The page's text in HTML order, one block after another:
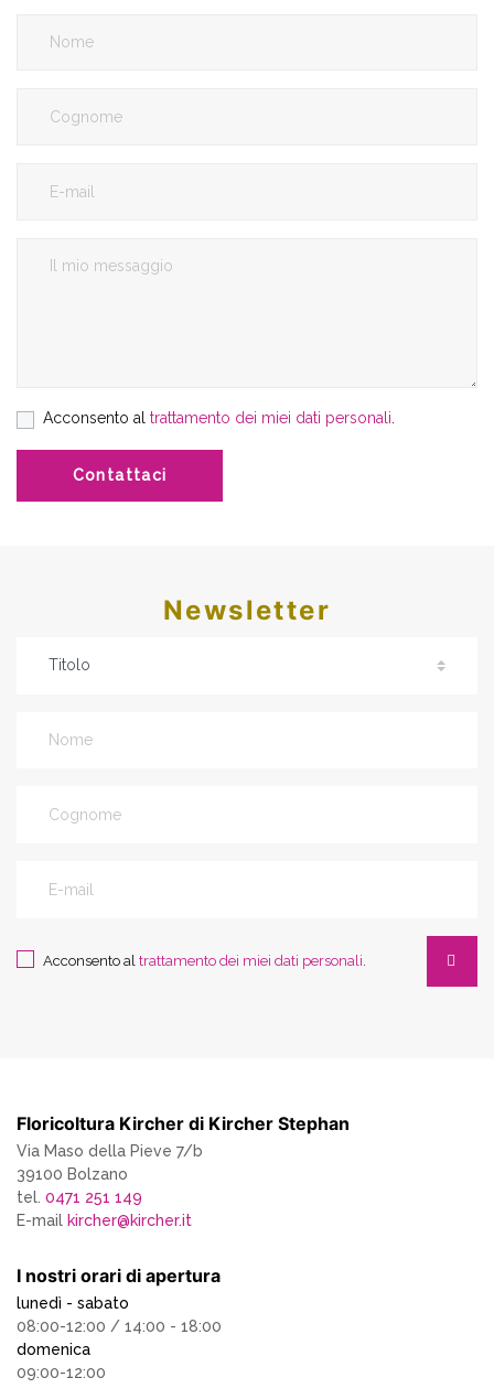
Acconsento al trattamento dei miei dati personali.
Contattaci
Newsletter
Acconsento al trattamento dei miei dati personali.
Floricoltura Kircher di Kircher Stephan
Via Maso della Pieve 7/b
39100 Bolzano
tel. 0471 251 149
E-mail kircher@kircher.it
I nostri orari di apertura
lunedì - sabato
08:00-12:00 / 14:00 - 18:00
domenica
09:00-12:00